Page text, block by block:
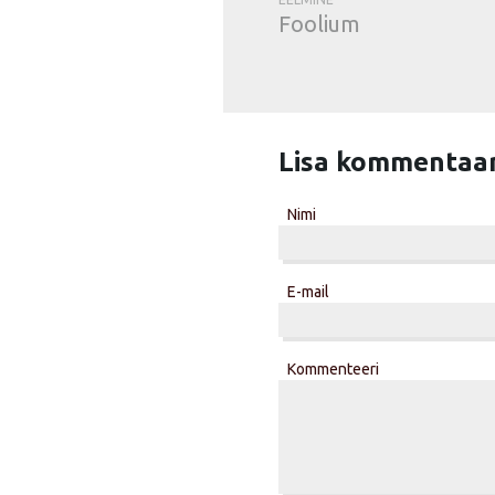
Foolium
Lisa
Nimi
E-mail
Kommenteeri